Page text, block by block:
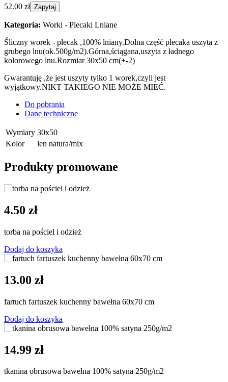
52.00 zł
Kategoria: Worki - Plecaki Lniane
Śliczny worek - plecak ,100% lniany.Dolna część plecaka uszyta z
grubego lnu(ok.500g/m2).Górna,ściągana,uszyta z ładnego
kolorowego lnu.Rozmiar 30x50 cm(+-2)
Gwarantuję ,że jest uszyty tylko 1 worek,czyli jest
wyjątkowy.NIKT TAKIEGO NIE MOŻE MIEĆ.
Do pobrania
Dane techniczne
Wymiary 30x50
Kolor
len natura/mix
Produkty promowane
4.50 zł
torba na pościel i odzież
Dodaj do koszyka
13.00 zł
fartuch fartuszek kuchenny bawełna 60x70 cm
Dodaj do koszyka
14.99 zł
tkanina obrusowa bawełna 100% satyna 250g/m2